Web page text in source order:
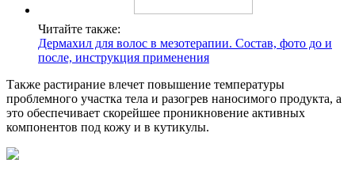
Читайте также:
Дермахил для волос в мезотерапии. Состав, фото до и
после, инструкция применения
Также растирание влечет повышение температуры
проблемного участка тела и разогрев наносимого продукта, а
это обеспечивает скорейшее проникновение активных
компонентов под кожу и в кутикулы.